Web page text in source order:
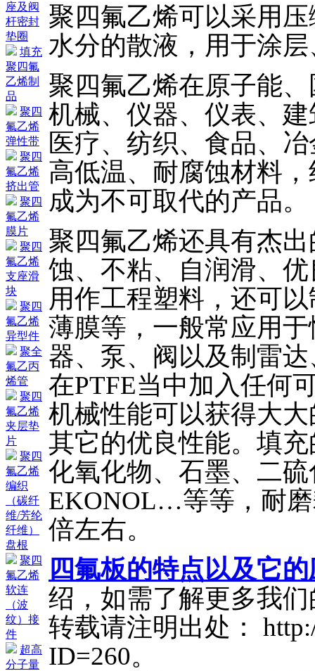
座及阀
杆密封
垫圈
填充
聚四氟
乙烯制
品
聚四
氟乙烯
弹性带
聚四
氟乙烯
挤出管
聚四
氟乙烯
膜片
聚四
氟乙烯
支座滑
块
聚四
氟乙烯
异型件
聚全
氟乙丙
烯管
聚四
氟乙烯
夹层垫
片
聚四
氟乙烯
编织
（碳纤
维/芳纶
纤维）
盘根
聚四
氟乙烯
软连
（波
纹）接
件
超高
分子量
聚四氟乙烯可以采用
水分的散液，用于涂
聚四氟乙烯在原子能
机械、仪器、仪表、
医疗、纺织、食品、
高低温、耐腐蚀材料
成为不可取代的产品。
聚四氟乙烯还具有杰
蚀、不粘、自润滑、
用作工程塑料，还可
薄膜等，一般常应用
器、泵、阀以及制雷
在PTFE当中加入任何
机械性能可以获得大
其它的优良性能。填
化氧化物、石墨、二
EKONOL…等等，耐
倍左右。
四氟板的特点以及它
绍，如需了解更多我
转载请注明出处：
ID=260。